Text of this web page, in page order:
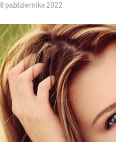
8 października 2022